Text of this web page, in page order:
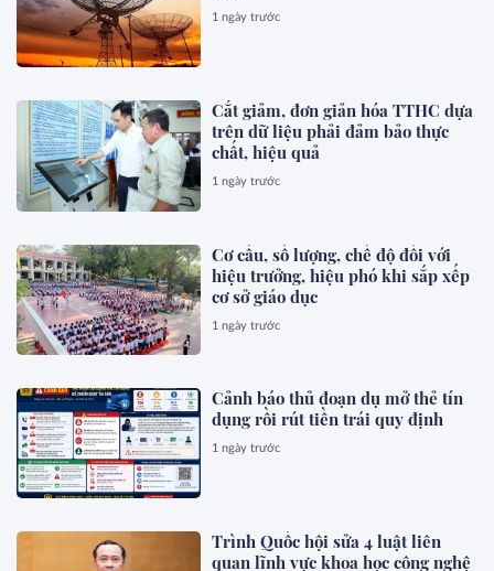
1 ngày trước
Cắt giảm, đơn giản hóa TTHC dựa
trên dữ liệu phải đảm bảo thực
chất, hiệu quả
1 ngày trước
Cơ cấu, số lượng, chế độ đối với
hiệu trưởng, hiệu phó khi sắp xếp
cơ sở giáo dục
1 ngày trước
Cảnh báo thủ đoạn dụ mở thẻ tín
dụng rồi rút tiền trái quy định
1 ngày trước
Trình Quốc hội sửa 4 luật liên
quan lĩnh vực khoa học công nghệ